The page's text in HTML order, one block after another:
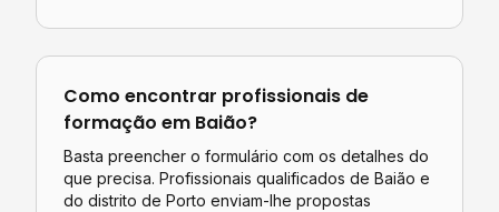
Como encontrar profissionais de
formação em Baião?
Basta preencher o formulário com os detalhes do
que precisa. Profissionais qualificados de Baião e
do distrito de Porto enviam-lhe propostas